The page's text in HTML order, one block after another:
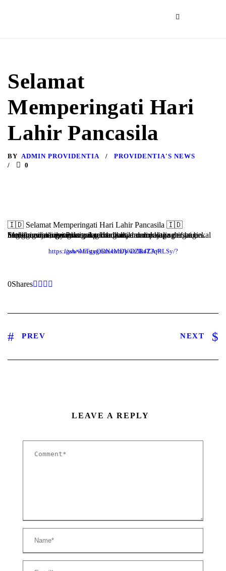
Selamat
Memperingati Hari
Lahir Pancasila
BY ADMIN PROVIDENTIA
PROVIDENTIA'S NEWS
0
🇮🇩 Selamat Memperingati Hari Lahir Pancasila 🇮🇩
Melalui nilai-nilai Pancasila, kita belajar untuk saling menghormati, menghargai perbedaan, dan menjaga persatuan. Semoga semangat ini terus tumbuh dalam diri kita sebagai bekal untuk menjadi generasi yang membawa dampak positif bagi lingkungan, masyarakat, dan bangsa✨
https://www.instagram.com/p/DZBzT3qRLSy/?igsh=MTgyODN4MDVwc3k4ZA==
0Shares
PREV NEXT
LEAVE A REPLY